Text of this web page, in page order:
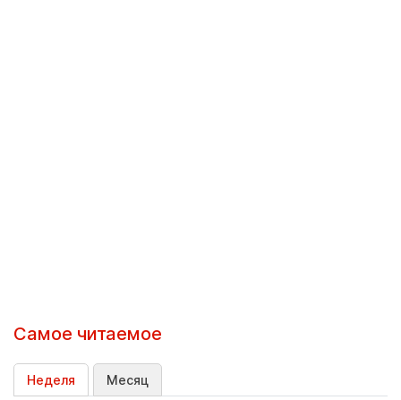
Самое читаемое
Неделя Месяц